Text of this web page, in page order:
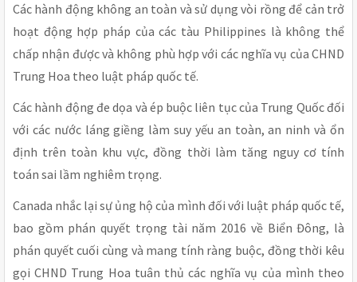
Các hành động không an toàn và sử dụng vòi rồng để cản trở
hoạt động hợp pháp của các tàu Philippines là không thể
chấp nhận được và không phù hợp với các nghĩa vụ của CHND
Trung Hoa theo luật pháp quốc tế.
Các hành động đe dọa và ép buộc liên tục của Trung Quốc đối
với các nước láng giềng làm suy yếu an toàn, an ninh và ổn
định trên toàn khu vực, đồng thời làm tăng nguy cơ tính
toán sai lầm nghiêm trọng.
Canada nhắc lại sự ủng hộ của mình đối với luật pháp quốc tế,
bao gồm phán quyết trọng tài năm 2016 về Biển Đông, là
phán quyết cuối cùng và mang tính ràng buộc, đồng thời kêu
gọi CHND Trung Hoa tuân thủ các nghĩa vụ của mình theo